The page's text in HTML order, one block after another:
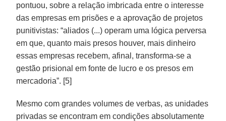
pontuou, sobre a relação imbricada entre o interesse
das empresas em prisões e a aprovação de projetos
punitivistas: “aliados (...) operam uma lógica perversa
em que, quanto mais presos houver, mais dinheiro
essas empresas recebem, afinal, transforma-se a
gestão prisional em fonte de lucro e os presos em
mercadoria”. [5]
Mesmo com grandes volumes de verbas, as unidades
privadas se encontram em condições absolutamente